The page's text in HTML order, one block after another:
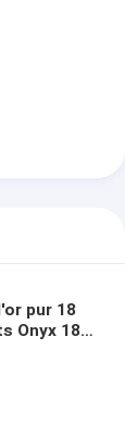
pur 18
Onyx 18